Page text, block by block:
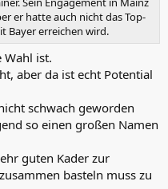
er hatte auch nicht das Top-
Bayer erreichen wird.
Wahl ist.
aber da ist echt Potential
schwach geworden
so einen großen Namen
guten Kader zur
basteln muss zu